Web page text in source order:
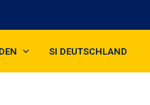
SI DEUTSCHLAND